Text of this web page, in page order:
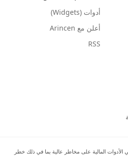
أدوات (Widgets)
أعلن مع Arincen
RSS
الأدوات المالية على مخاطر عالية بما في ذلك خطر